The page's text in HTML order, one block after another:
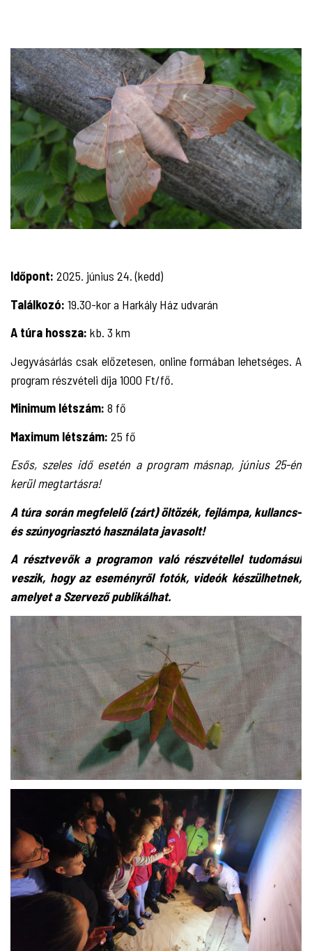
Időpont: 2025. június 24. (kedd)
Találkozó: 19.30-kor a Harkály Ház udvarán
A túra hossza: kb. 3 km
Jegyvásárlás csak előzetesen, online formában lehetséges. A
program részvételi díja 1000 Ft/fő.
Minimum létszám: 8 fő
Maximum létszám: 25 fő
Esős, szeles idő esetén a program másnap, június 25-én
kerül megtartásra!
A túra során megfelelő (zárt) öltözék, fejlámpa, kullancs-
és szúnyogriasztó használata javasolt!
A résztvevők a programon való részvétellel tudomásul
veszik, hogy az eseményről fotók, videók készülhetnek,
amelyet a Szervező publikálhat.